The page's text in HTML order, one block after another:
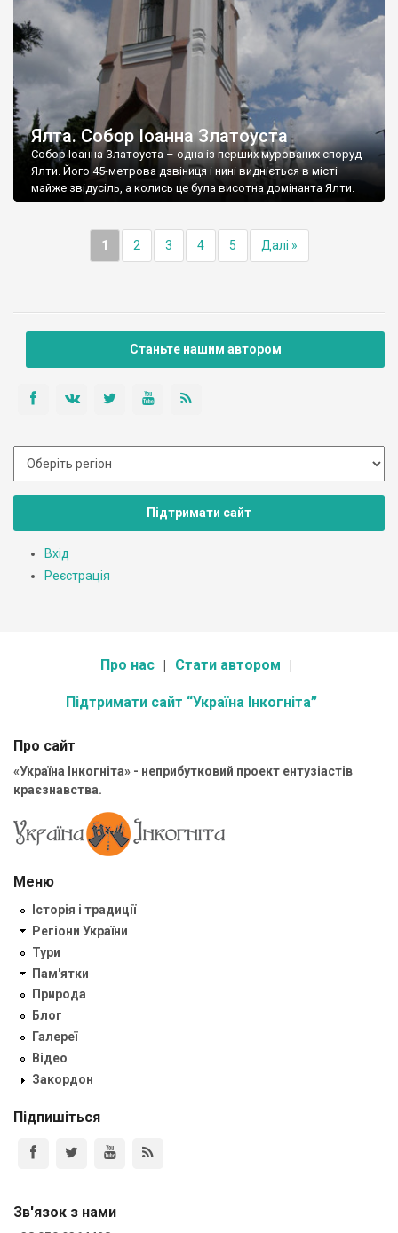
Ялта. Собор Іоанна Златоуста
Собор Іоанна Златоуста – одна із перших мурованих споруд
Ялти. Його 45-метрова дзвіниця і нині видніється в місті
майже звідусіль, а колись це була висотна домінанта Ялти.
1 2 3 4 5 Далі »
Станьте нашим автором
Підтримати сайт
Вхід
Реєстрація
Про нас Стати автором
Підтримати сайт “Україна Інкогніта”
Про сайт
«Україна Інкогніта» - неприбутковий проект ентузіастів
краєзнавства.
Меню
Історія і традиції
Регіони України
Тури
Пам'ятки
Природа
Блог
Галереї
Відео
Закордон
Підпишіться
Зв'язок з нами